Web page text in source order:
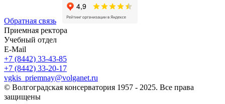
Обратная связь
Приемная ректора
Учебный отдел
E-Mail
+7 (8442) 33-43-85
+7 (8442) 33-20-17
vgkis_priemnay@volganet.ru
© Волгоградская консерватория 1957 - 2025. Все права
защищены